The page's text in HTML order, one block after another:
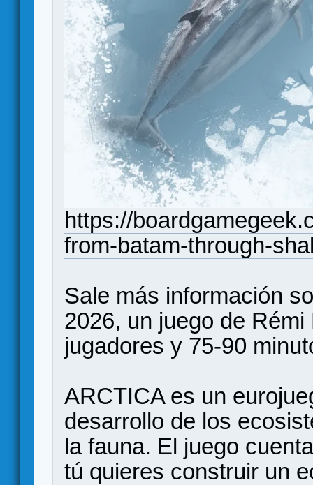
https://
from-batam-through-
Sale más información
2026, un juego de
jugadores y 75-90
ARCTICA es un
desarrollo de los
la fauna. El juego
tú quieres construir un